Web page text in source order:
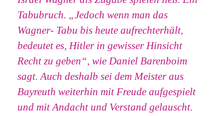
Tabubruch. „Jedoch wenn man das
Wagner- Tabu bis heute aufrechterhält,
bedeutet es, Hitler in gewisser Hinsicht
Recht zu geben“, wie Daniel Barenboim
sagt. Auch deshalb sei dem Meister aus
Bayreuth weiterhin mit Freude aufgespielt
und mit Andacht und Verstand gelauscht.